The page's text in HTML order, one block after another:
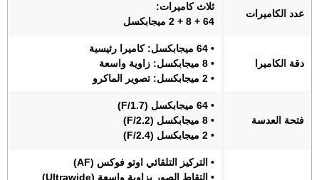
عدد الكاميرات
ثلاث كاميرات:
64 + 8 + 2 ميجابكسل
دقة الكاميرا
• 64 ميجابكسل: كاميرا رئيسية
• 8 ميجابكسل: زاوية واسعة
• 2 ميجابكسل: تصوير الماكرو
فتحة العدسة
• 64 ميجابكسل (F/1.7)
• 8 ميجابكسل (F/2.2)
• 2 ميجابكسل (F/2.4)
• التركيز التلقائي اوتو فوكس (AF)
• التقاط الصور بزاوية واسعة (Ultrawide)